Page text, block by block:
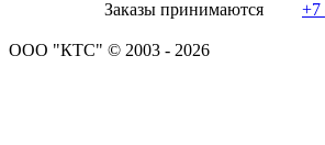
Заказы принимаются
+7
ООО "КТС" © 2003 - 2026